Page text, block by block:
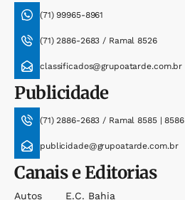
(71) 99965-8961
(71) 2886-2683 / Ramal 8526
classificados@grupoatarde.com.br
Publicidade
(71) 2886-2683 / Ramal 8585 | 8586
publicidade@grupoatarde.com.br
Canais e Editorias
Autos
E.c. Bahia